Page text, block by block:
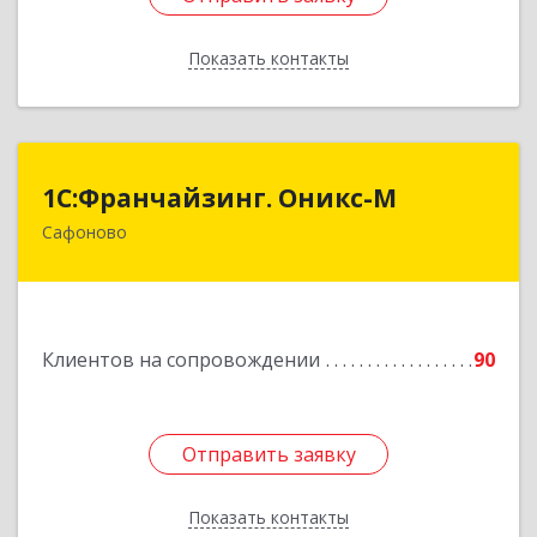
Показать контакты
Назад
1С:Франчайзинг. Оникс-М
Сафоново
Клиентов на сопровождении 90
Отправить заявку
Показать контакты
1С:Франчайзинг. Оникс-М
215500, Смоленская обл, Сафоновский р-н,
Отправить заявку
Назад